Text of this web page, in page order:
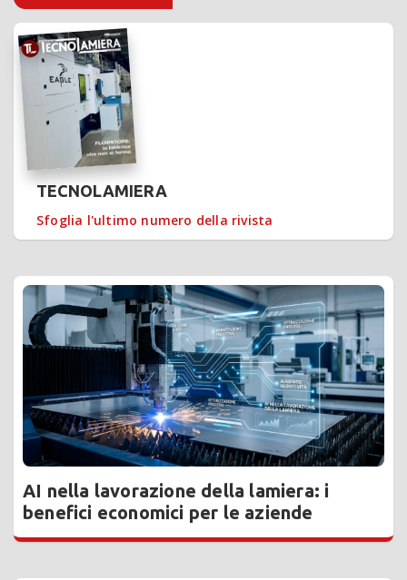
TECNOLAMIERA
Sfoglia l'ultimo numero della rivista
AI nella lavorazione della lamiera: i
benefici economici per le aziende